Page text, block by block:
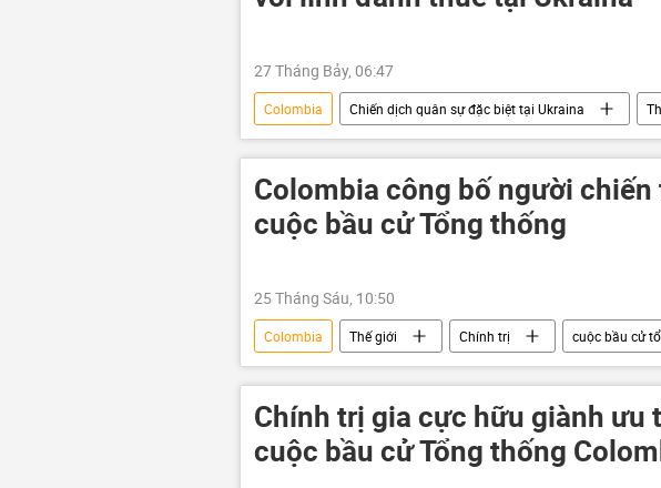
27 Tháng Bảy, 06:47
Colombia Chiến dịch quân sự đặc biệt tại Ukraina
CIA
Quân sự Bộ Quốc phòng Nga
Colombia công bố người
cuộc bầu cử Tổng thống
25 Tháng Sáu, 10:50
Colombia Thế giới Chính trị cuộc bầu cử
Chính trị gia cực hữu giành ưu
cuộc bầu cử Tổng thống